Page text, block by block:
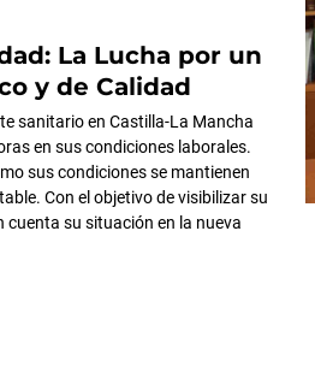
La Lucha por un
y de Calidad
sanitario en Castilla-La Mancha
en sus condiciones laborales.
sus condiciones se mantienen
Con el objetivo de visibilizar su
cuenta su situación en la nueva